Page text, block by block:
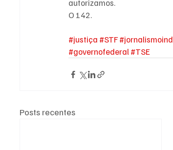
autorizamos.
O 142.
#justiça #STF
#governofederal#TSE
Posts recentes